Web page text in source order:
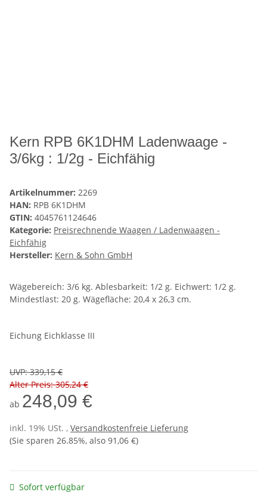
Kern RPB 6K1DHM Ladenwaage -
3/6kg : 1/2g - Eichfähig
Artikelnummer: 2269
HAN: RPB 6K1DHM
GTIN: 4045761124646
Kategorie: Preisrechnende Waagen / Ladenwaagen -
Eichfähig
Hersteller: Kern & Sohn GmbH
Wägebereich: 3/6 kg. Ablesbarkeit: 1/2 g. Eichwert: 1/2 g.
Mindestlast: 20 g. Wägefläche: 20,4 x 26,3 cm.
Eichung Eichklasse III
UVP:339,15 €
Alter Preis: 305,24 €
ab 248,09 €
inkl. 19% USt. , Versandkostenfreie Lieferung
(Sie sparen 26.85%, also 91,06 €)
Sofort verfügbar